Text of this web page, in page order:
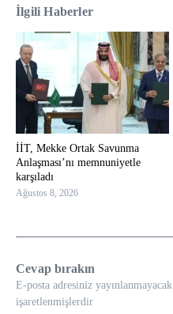
İlgili Haberler
İİT, Mekke Ortak Savunma
Anlaşması’nı memnuniyetle
karşıladı
Ağustos 8, 2026
Cevap bırakın
E-posta adresiniz yayınlanmayacak.
işaretlenmişlerdir